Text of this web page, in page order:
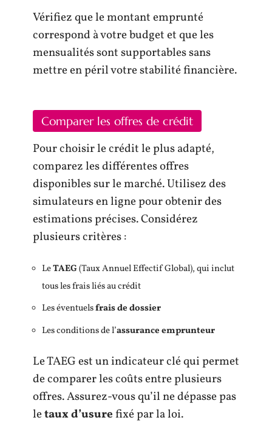
Vérifiez que le montant emprunté
correspond à votre budget et que les
mensualités sont supportables sans
mettre en péril votre stabilité financière.
Comparer les offres de crédit
Pour choisir le crédit le plus adapté,
comparez les différentes offres
disponibles sur le marché. Utilisez des
simulateurs en ligne pour obtenir des
estimations précises. Considérez
plusieurs critères :
LeTAEG(Taux Annuel Effectif Global), qui inclut
tous les frais liés au crédit
Les éventuelsfrais de dossier
Les conditions de l’assurance emprunteur
Le TAEG est un indicateur clé qui permet
de comparer les coûts entre plusieurs
offres. Assurez-vous qu’il ne dépasse pas
letaux d’usurefixé par la loi.